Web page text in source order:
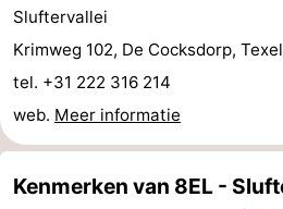
Eibernest
't
Hoogelandt
-
Beach
Park
Texel
-
Buytenveldt
-
De
-
Sluftervallei
Krimweg 102, De Cocksdorp, Texel
tel. +31 222 316 214
web. Meer informatie
Kenmerken van 8EL -